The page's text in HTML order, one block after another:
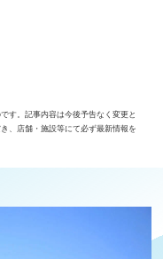
す。記事内容は今後予告なく変更と
、店舗・施設等にて必ず最新情報を